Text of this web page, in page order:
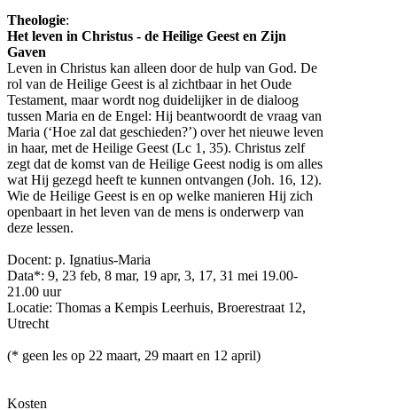
Theologie:
Het leven in Christus - de Heilige Geest en Zijn
Gaven
Leven in Christus kan alleen door de hulp van God. De
rol van de Heilige Geest is al zichtbaar in het Oude
Testament, maar wordt nog duidelijker in de dialoog
tussen Maria en de Engel: Hij beantwoordt de vraag van
Maria (‘Hoe zal dat geschieden?’) over het nieuwe leven
in haar, met de Heilige Geest (Lc 1, 35). Christus zelf
zegt dat de komst van de Heilige Geest nodig is om alles
wat Hij gezegd heeft te kunnen ontvangen (Joh. 16, 12).
Wie de Heilige Geest is en op welke manieren Hij zich
openbaart in het leven van de mens is onderwerp van
deze lessen.
Docent: p. Ignatius-Maria
Data*: 9, 23 feb, 8 mar, 19 apr, 3, 17, 31 mei 19.00-
21.00 uur
Locatie: Thomas a Kempis Leerhuis, Broerestraat 12,
Utrecht
(* geen les op 22 maart, 29 maart en 12 april)
Kosten